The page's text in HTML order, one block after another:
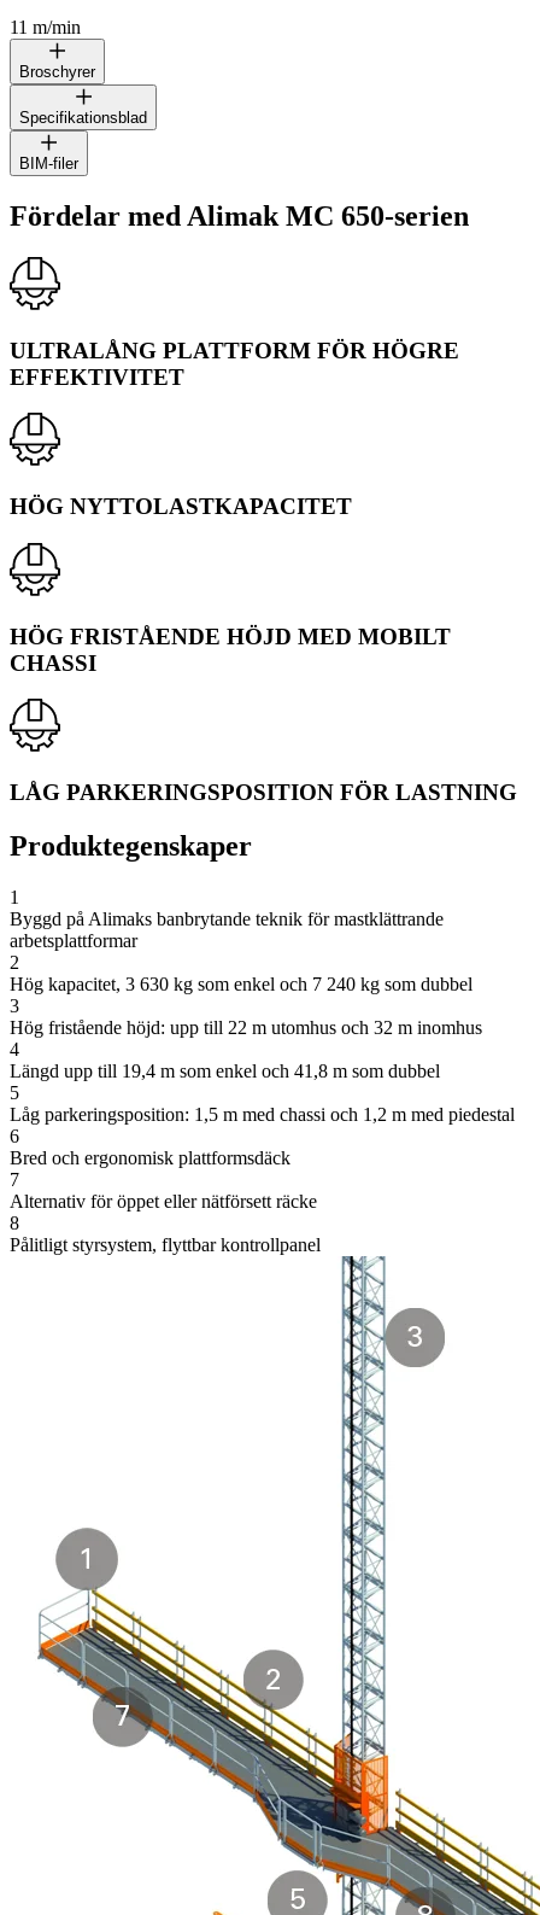
11 m/min
Broschyrer
ALIMAK MC 650
Serie av mastklättrande arbetsplattformar
Specifikationsblad
ALIMAK MC 650
Serie av mastklättrande arbetsplattformar
BIM-filer
ALIMAK MC 650
Visa i 3D BIM-galleri
Fördelar med Alimak MC 650-serien
ULTRALÅNG PLATTFORM FÖR HÖGRE
EFFEKTIVITET
HÖG NYTTOLASTKAPACITET
HÖG FRISTÅENDE HÖJD MED MOBILT
CHASSI
LÅG PARKERINGSPOSITION FÖR LASTNING
Produktegenskaper
1
Byggd på Alimaks banbrytande teknik för mastklättrande
arbetsplattformar
2
Hög kapacitet, 3 630 kg som enkel och 7 240 kg som dubbel
3
Hög fristående höjd: upp till 22 m utomhus och 32 m inomhus
4
Längd upp till 19,4 m som enkel och 41,8 m som dubbel
5
Låg parkeringsposition: 1,5 m med chassi och 1,2 m med piedestal
6
Bred och ergonomisk plattformsdäck
7
Alternativ för öppet eller nätförsett räcke
8
Pålitligt styrsystem, flyttbar kontrollpanel